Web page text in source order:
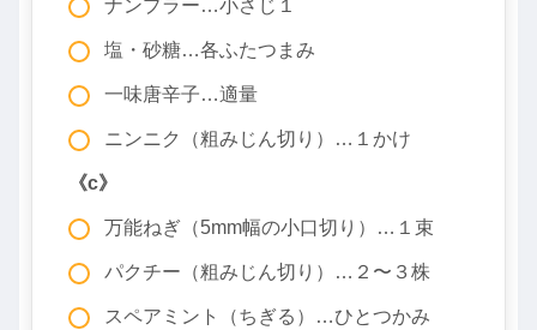
ナンプラー…小さじ１
塩・砂糖…各ふたつまみ
一味唐辛子…適量
ニンニク（粗みじん切り）…１かけ
《c》
万能ねぎ（5mm幅の小口切り）…１束
パクチー（粗みじん切り）…２〜３株
スペアミント（ちぎる）…ひとつかみ